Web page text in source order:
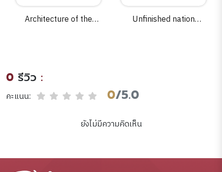
Architecture of the
monuments and 758
illustrations, 112 in
colour /texts by Ernst
edited by George
Unfinished nation
0 รีวิว :
คะแนน: 0/5.0
ยังไม่มีความคิดเห็น